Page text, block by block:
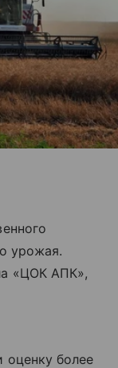
урожая.
«ЦОК АПК»,
оценку более